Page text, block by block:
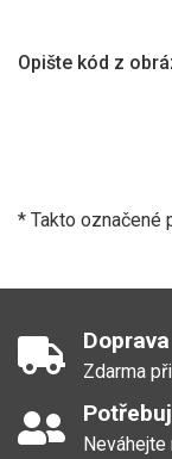
Opište kód z
* Takto označené
Doprava
Zdarma
Neváhejte